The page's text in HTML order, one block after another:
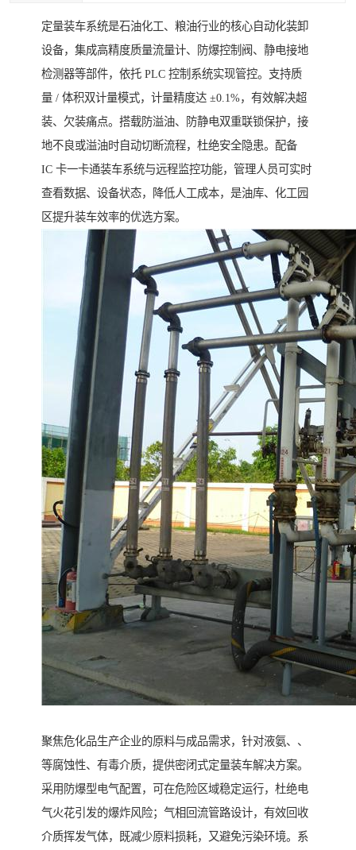
定量装车系统是石油化工、粮油行业的核心自动化装卸
设备，集成高精度质量流量计、防爆控制阀、静电接地
检测器等部件，依托 PLC 控制系统实现管控。支持质
量 / 体积双计量模式，计量精度达 ±0.1%，有效解决超
装、欠装痛点。搭载防溢油、防静电双重联锁保护，接
地不良或溢油时自动切断流程，杜绝安全隐患。配备
IC 卡一卡通装车系统与远程监控功能，管理人员可实时
查看数据、设备状态，降低人工成本，是油库、化工园
区提升装车效率的优选方案。
聚焦危化品生产企业的原料与成品需求，针对液氨、、
等腐蚀性、有毒介质，提供密闭式定量装车解决方案。
采用防爆型电气配置，可在危险区域稳定运行，杜绝电
气火花引发的爆炸风险；气相回流管路设计，有效回收
介质挥发气体，既减少原料损耗，又避免污染环境。系